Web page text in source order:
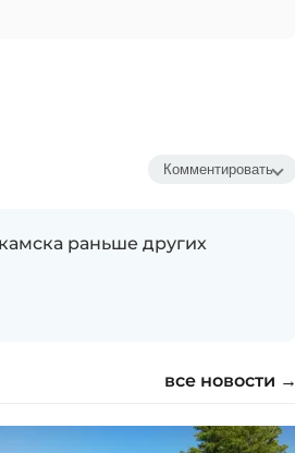
Комментировать
раньше других
все новости →